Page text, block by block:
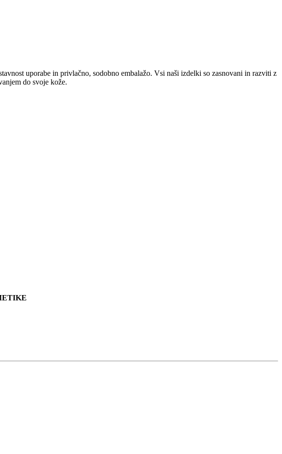
uporabe in privlačno, sodobno embalažo. Vsi naši izdelki so zasnovani in razviti z
do svoje kože.